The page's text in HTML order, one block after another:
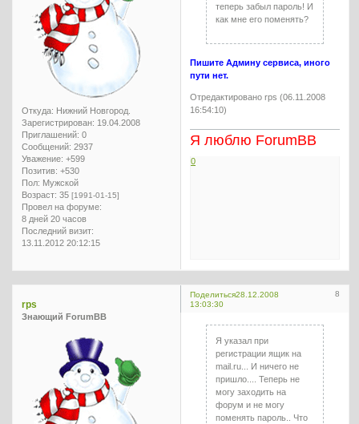
Откуда: Нижний Новгород.
Зарегистрирован: 19.04.2008
Приглашений: 0
Сообщений: 2937
Уважение: +599
Позитив: +530
Пол: Мужской
Возраст: 35 [1991-01-15]
Провел на форуме:
8 дней 20 часов
Последний визит:
13.11.2012 20:12:15
теперь забыл пароль! И
как мне его поменять?
Пишите Админу сервиса, иного
пути нет.
Отредактировано rps (06.11.2008
16:54:10)
Я люблю ForumBB
0
Поделиться 8
28.12.2008
13:03:30
rps
Знающий ForumBB
Я указал при
регистрации ящик на
mail.ru... И ничего не
пришло.... Теперь не
могу заходить на
форум и не могу
поменять пароль.. Что